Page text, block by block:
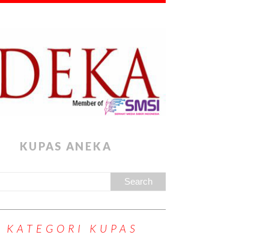
KUPAS ANEKA
KATEGORI KUPAS